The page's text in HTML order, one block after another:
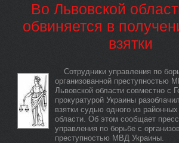
Во Львовской
обвиняется в
взятки
Сотрудники управления по
организованной преступностью
Львовской области совместно с
прокуратурой Украины
взятки судью одного из
области. Об этом сообщает
управления по борьбе с
преступностью МВД Украины.